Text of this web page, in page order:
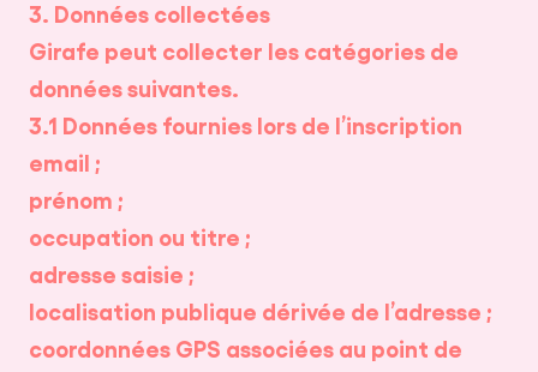
3. Données collectées
Girafe peut collecter les catégories de
données suivantes.
3.1 Données fournies lors de l’inscription
email ;
prénom ;
occupation ou titre ;
adresse saisie ;
localisation publique dérivée de l’adresse ;
coordonnées GPS associées au point de